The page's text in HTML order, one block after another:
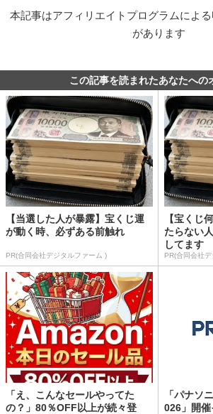
本記事はアフィリエイトプログラムによ
があります
この記事を読まれたあなたへの
【当選した人が暴露】宝くじ運
が動く時、必ずある前触れ
PR(合同会社デジタルファーム )
【宝くじ
たらない
してます
PR(合同会社
「え、こんなセールやってた
の？」80％OFF以上が続々登
「パナソ
026」開